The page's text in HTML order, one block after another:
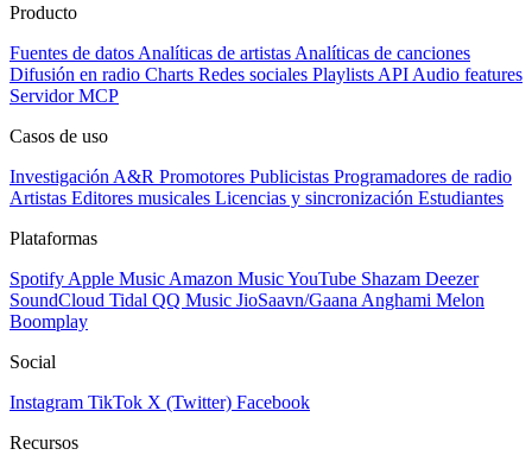
Producto
Fuentes de datos Analíticas de artistas Analíticas de canciones
Difusión en radio Charts Redes sociales Playlists API Audio features
Servidor MCP
Casos de uso
Investigación A&R Promotores Publicistas Programadores de radio
Artistas Editores musicales Licencias y sincronización Estudiantes
Plataformas
Spotify Apple Music Amazon MusicYouTube Shazam Deezer
SoundCloud Tidal QQ Music JioSaavn/Gaana Anghami Melon
Boomplay
Social
Instagram TikTok X (Twitter) Facebook
Recursos